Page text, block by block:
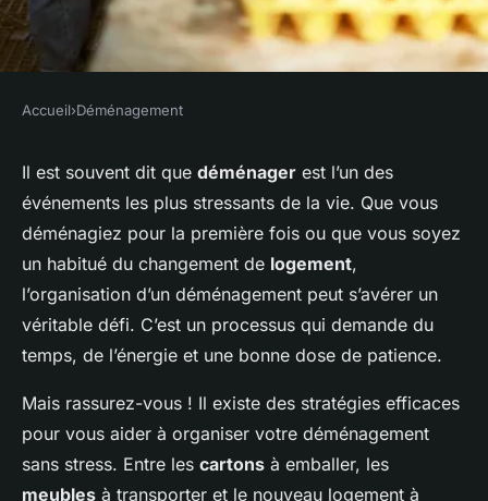
DÉMÉNAGEMENT
comment organiser
efficacement son
déménagement
claudine•6 novembre 2023•5 min de lecture
Accueil›Déménagement
Il est souvent dit que déménager est l’un des
événements les plus stressants de la vie. Que vous
déménagiez pour la première fois ou que vous soyez
un habitué du changement de logement,
l’organisation d’un déménagement peut s’avérer un
véritable défi. C’est un processus qui demande du
temps, de l’énergie et une bonne dose de patience.
Mais rassurez-vous ! Il existe des stratégies efficaces
pour vous aider à organiser votre déménagement
sans stress. Entre les cartons à emballer, les
meubles à transporter et le nouveau logement à